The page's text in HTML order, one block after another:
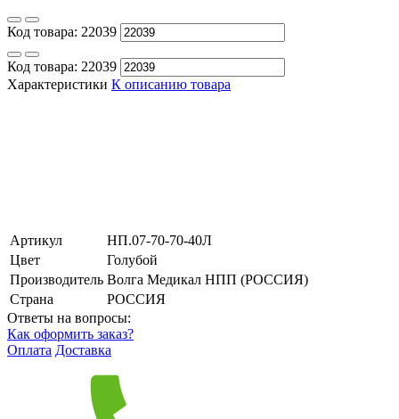
Код товара: 22039
Код товара: 22039
Характеристики К описанию товара
Артикул
НП.07-70-70-40Л
Цвет
Голубой
Производитель Волга Медикал НПП (РОССИЯ)
Страна
РОССИЯ
Ответы на вопросы:
Как оформить заказ?
Оплата Доставка